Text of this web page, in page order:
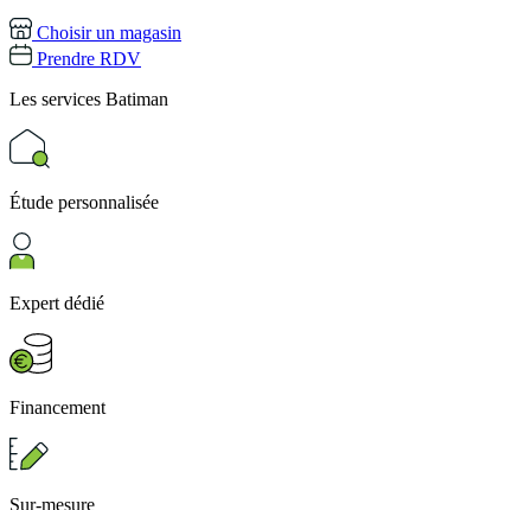
Choisir un magasin
Prendre RDV
Les services Batiman
Étude personnalisée
Expert dédié
Financement
Sur-mesure